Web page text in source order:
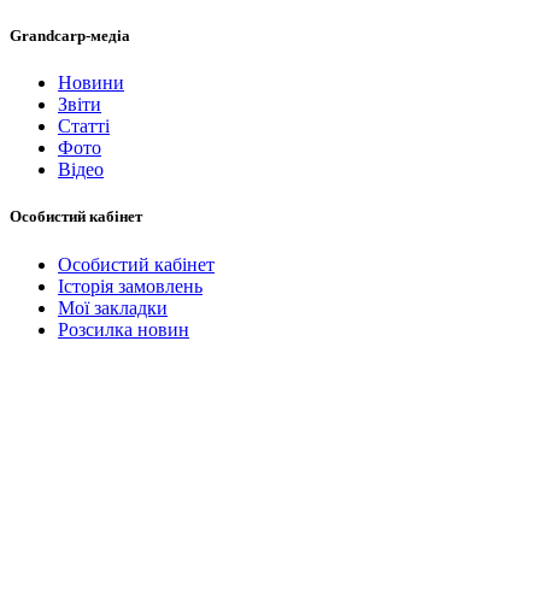
Grandcarp-медіа
Новини
Звіти
Статті
Фото
Відео
Особистий кабінет
Особистий кабінет
Історія замовлень
Мої закладки
Розсилка новин